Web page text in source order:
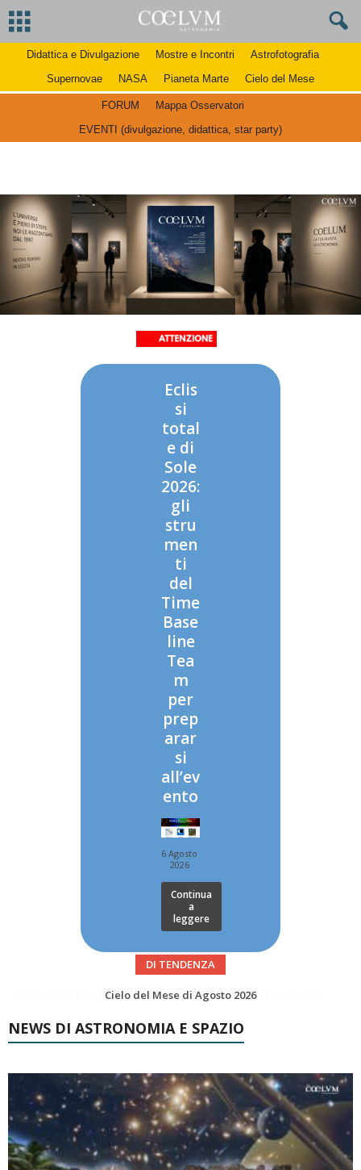
Didattica e Divulgazione Mostre e Incontri
Astrofotografia
Supernovae
NASA Pianeta Marte Cielo del Mese
FORUM
Mappa Osservatori
EVENTI (divulgazione, didattica, star party)
Eclis
si
total
e di
Sole
2026:
gli
stru
men
ti
del
Time
Base
line
Tea
m
per
prep
arar
si
all’ev
ento
6 Agosto
2026
Continua
a
leggere
DI TENDENZA
SUPERNOVAE aggiornamenti del mese – Agosto 2026
NEWS DI ASTRONOMIA E SPAZIO